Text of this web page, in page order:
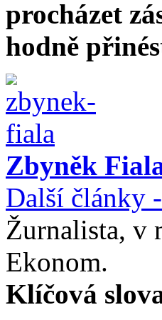
procházet
hodně
Zbyněk
Další články
Žurnalista, v
Ekonom.
Klíčová